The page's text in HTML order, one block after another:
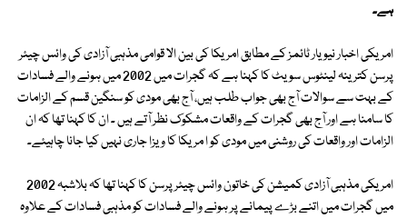
ہے۔
امریکی اخبار نیو یار ٹائمز کے مطابق امریکا کی بین الا قوامی مذہبی آزادی کی وائس چیئر
پرسن کترینہ لینٹوس سویٹ کا کہنا ہے کہ گجرات میں 2002 میں ہونے والے فسادات
کے بہت سے سوالات آج بھی جواب طلب ہیں، آج بھی مودی کو سنگین قسم کے الزامات
کا سامنا ہے اور آج بھی گجرات کے واقعات مشکوک نظر آتے ہیں ۔ ان کا کہنا تھا کہ ان
الزامات اور واقعات کی روشنی میں مودی کو ا مریکا کا ویزا جاری نہیں کیا جانا چاہیئے۔
امریکی مذہبی آزادی کمیشن کی خاتون وائس چیئر پرسن کا کہنا تھا کہ بلاشبہ 2002
میں گجرات میں اتنے بڑے پیمانے پر ہونے والے فسادات کو مذہبی فسادات کے علاوہ